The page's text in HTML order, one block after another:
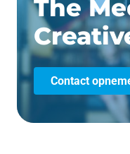
The
Contact